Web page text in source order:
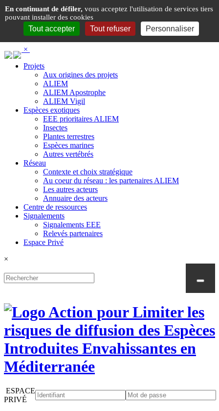
×
Projets
Aux origines des projets
ALIEM
ALIEM Apostrophe
ALIEM Vigil
Espèces exotiques
EEE prioritaires ALIEM
Insectes
Plantes terrestres
Espèces marines
Autres vertébrés
Réseau
Contexte et choix stratégique
Au coeur du réseau : les partenaires ALIEM
Les autres acteurs
Annuaire des acteurs
Centre de ressources
Signalements
Signalements EEE
Relevés partenaires
Espace Privé
×
ESPACE
PRIVÉ
Panneau de gestion des cookies
En continuant de défiler, vous acceptez l'utilisation de services tiers
pouvant installer des cookies
Tout accepter Tout refuser Personnaliser